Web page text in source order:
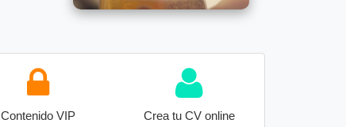
Contenido VIP Crea tu CV online